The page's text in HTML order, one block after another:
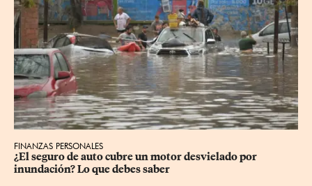
FINANZAS PERSONALES
¿El seguro de auto cubre un motor desvielado por
inundación? Lo que debes saber